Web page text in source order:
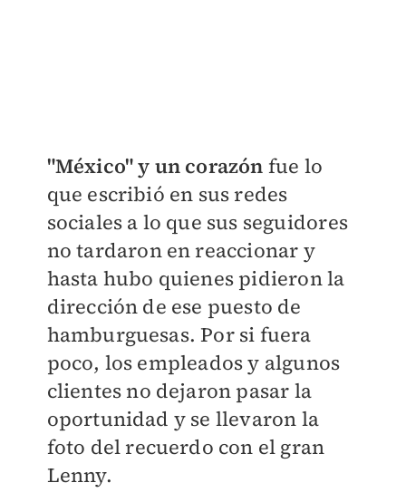
"México" y un corazón fue lo
que escribió en sus redes
sociales a lo que sus seguidores
no tardaron en reaccionar y
hasta hubo quienes pidieron la
dirección de ese puesto de
hamburguesas. Por si fuera
poco, los empleados y algunos
clientes no dejaron pasar la
oportunidad y se llevaron la
foto del recuerdo con el gran
Lenny.